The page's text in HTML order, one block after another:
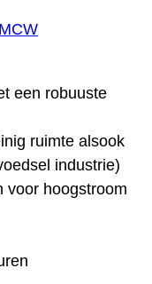
een robuuste
ruimte alsook
industrie)
voor hoogstroom